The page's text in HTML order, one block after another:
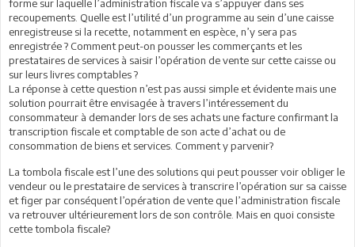
forme sur laquelle l’administration fiscale va s’appuyer dans ses
recoupements. Quelle est l’utilité d’un programme au sein d’une caisse
enregistreuse si la recette, notamment en espèce, n’y sera pas
enregistrée ? Comment peut-on pousser les commerçants et les
prestataires de services à saisir l’opération de vente sur cette caisse ou
sur leurs livres comptables ?
La réponse à cette question n’est pas aussi simple et évidente mais une
solution pourrait être envisagée à travers l’intéressement du
consommateur à demander lors de ses achats une facture confirmant la
transcription fiscale et comptable de son acte d’achat ou de
consommation de biens et services. Comment y parvenir?
La tombola fiscale est l’une des solutions qui peut pousser voir obliger le
vendeur ou le prestataire de services à transcrire l’opération sur sa caisse
et figer par conséquent l’opération de vente que l’administration fiscale
va retrouver ultérieurement lors de son contrôle. Mais en quoi consiste
cette tombola fiscale?